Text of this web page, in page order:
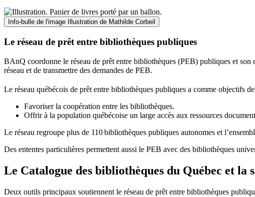
Info-bulle de l'image Illustration de Mathilde Corbeil
Le réseau de prêt entre bibliothèques publiques
BAnQ coordonne le réseau de prêt entre bibliothèques (PEB) publiques et
réseau et de transmettre des demandes de PEB.
Le réseau québécois de prêt entre bibliothèques publiques a comme objectifs de
Favoriser la coopération entre les bibliothèques.
Offrir à la population québécoise un large accès aux ressources
Le réseau regroupe plus de 110bibliothèques publiques autonomes et l’
Des ententes particulières permettent aussi le PEB avec des bibliothèques
Le Catalogue des bibliothèques du Québec et la
Deux outils principaux soutiennent le réseau de prêt entre bibliothèques